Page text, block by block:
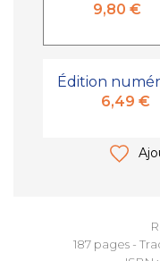
187 pages -
9,80 €
Édition
6,49 €